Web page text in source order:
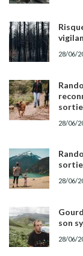
28/06/
sortie
28/06/
28/06/
son
28/06/